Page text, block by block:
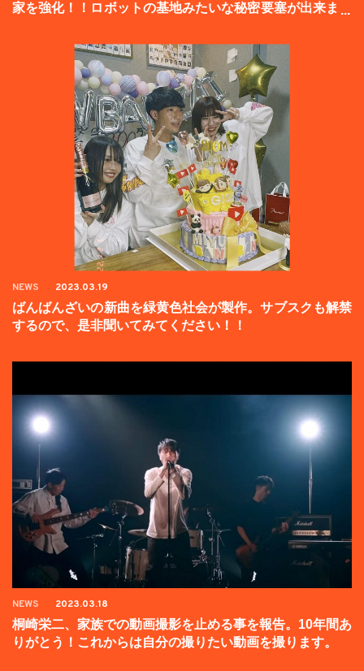
家を強化！！ロボットの基地みたいな秘密要塞が出来まし
NEWS 2023.03.19
ばんばんざいの新曲を緑黄色社会が製作。サブスクも解禁
するので、是非聞いてみてください！！
NEWS 2023.03.18
桐崎栄二、家族での動画撮影を止める事を報告。10年間あ
りがとう！これからは自分の撮りたい動画を撮ります。